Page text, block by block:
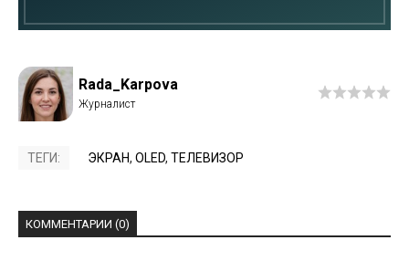
Rada_Karpova
ТЕГИ: ЭКРАН, OLED, ТЕЛЕВИЗОР
КОММЕНТАРИИ (0)